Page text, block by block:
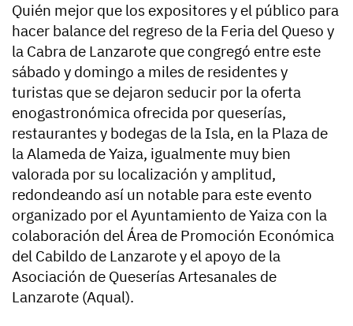
Quién mejor que los expositores y el público para
hacer balance del regreso de la Feria del Queso y
la Cabra de Lanzarote que congregó entre este
sábado y domingo a miles de residentes y
turistas que se dejaron seducir por la oferta
enogastronómica ofrecida por queserías,
restaurantes y bodegas de la Isla, en la Plaza de
la Alameda de Yaiza, igualmente muy bien
valorada por su localización y amplitud,
redondeando así un notable para este evento
organizado por el Ayuntamiento de Yaiza con la
colaboración del Área de Promoción Económica
del Cabildo de Lanzarote y el apoyo de la
Asociación de Queserías Artesanales de
Lanzarote (Aqual).